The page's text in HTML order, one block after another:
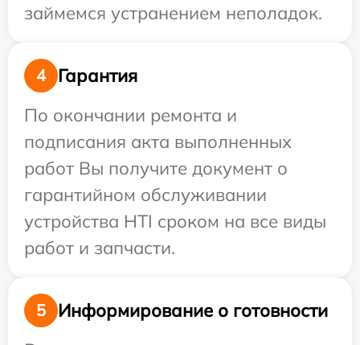
займемся устранением неполадок.
4
Гарантия
По окончании ремонта и
подписания акта выполненных
работ Вы получите документ о
гарантийном обслуживании
устройства HTI сроком на все виды
работ и запчасти.
5
Информирование о готовности